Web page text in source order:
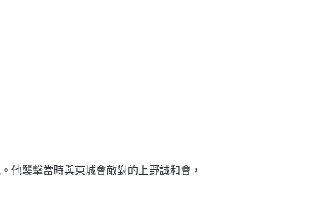
他襲擊當時與東城會敵對的上野誠和會，